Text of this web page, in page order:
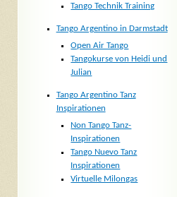
Tango Technik Training
Tango Argentino in Darmstadt
Open Air Tango
Tangokurse von Heidi und
Julian
Tango Argentino Tanz
Inspirationen
Non Tango Tanz-
Inspirationen
Tango Nuevo Tanz
Inspirationen
Virtuelle Milongas